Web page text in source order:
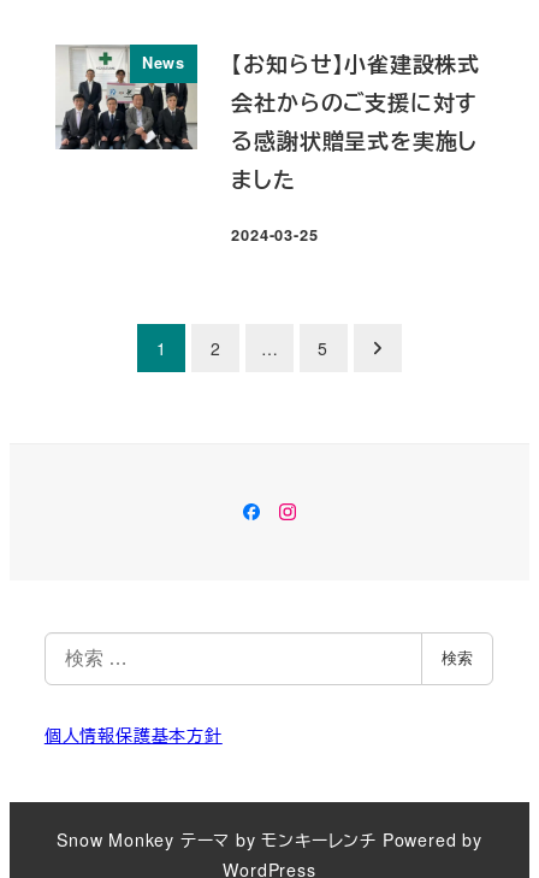
News
【お知らせ】小雀建設株式
会社からのご支援に対す
る感謝状贈呈式を実施し
ました
投稿日
2024-03-25
送
り
1 2 … 5
Facebook
Instagram
検
索
検索
個人情報保護基本方針
Snow Monkey テーマ byモンキーレンチ Powered by
WordPress